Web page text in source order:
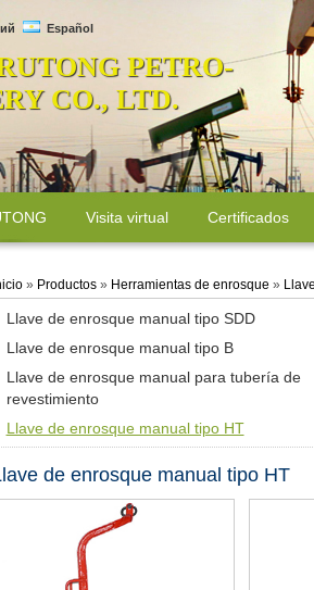
Español
PETRO-
CO., LTD.
Visita virtual Certificados
» Productos» Herramientas de enrosque »
Llave de enrosque manual tipo SDD
Llave de enrosque manual tipo B
Llave de enrosque manual para tubería de
revestimiento
Llave de enrosque manual tipo HT
de enrosque manual tipo HT